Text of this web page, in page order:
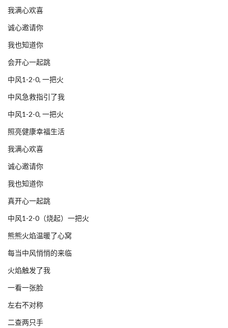
我满心欢喜
诚心邀请你
我也知道你
会开心一起跳
中风1-2-0, 一把火
中风急救指引了我
中风1-2-0, 一把火
照亮健康幸福生活
我满心欢喜
诚心邀请你
我也知道你
真开心一起跳
中风1-2-0（烧起）一把火
熊熊火焰温暖了心窝
每当中风悄悄的来临
火焰触发了我
一看一张脸
左右不对称
二查两只手